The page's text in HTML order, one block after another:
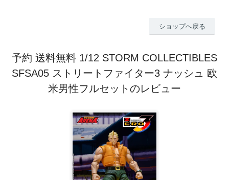
ショップへ戻る
予約 送料無料 1/12 STORM COLLECTIBLES
SFSA05 ストリートファイター3 ナッシュ 欧
米男性フルセットのレビュー